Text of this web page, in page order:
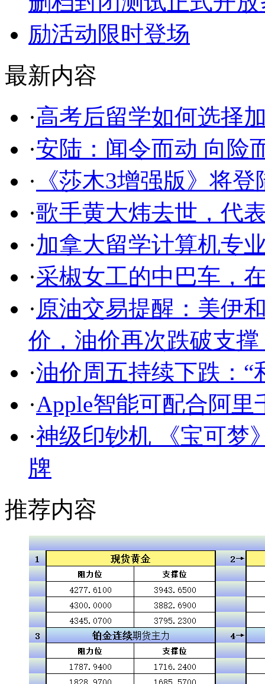
最新内容
·高考后留学如何选择
·安陆：闻令而动 向险
· 《莎木3增强版》将
·歌手黄大炜去世，代
·加拿大留学计算机专
·采椒女工的中巴车，
·原油交易提醒：美伊
价，油价再次跌破支
·油价周五持续下跌：“
·Apple智能可配合阿里
·神级印钞机 《宝可梦
牌
推荐内容